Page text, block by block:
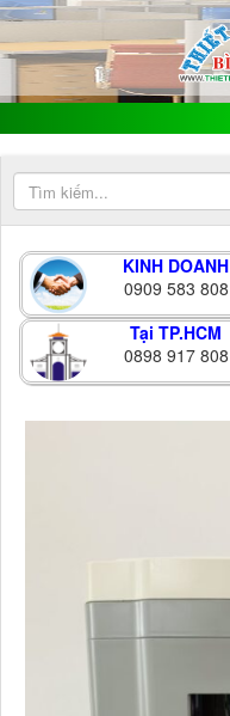
KINH DOANH
0909 583 808
Tại TP.HCM
0898 917 808